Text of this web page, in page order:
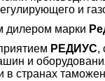
и
дилером марки
РЕДИУС,
и
в странах